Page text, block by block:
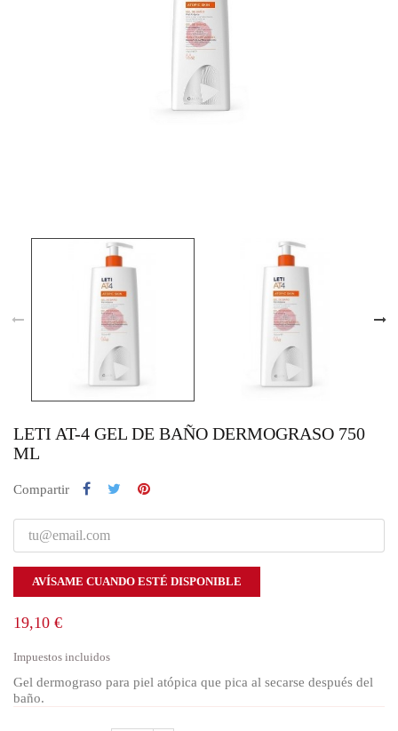
LETI AT-4 GEL DE BAÑO DERMOGRASO 750
ML
Compartir
AVÍSAME CUANDO ESTÉ DISPONIBLE
19,10 €
Impuestos incluidos
Gel dermograso para piel atópica que pica al secarse después del
baño.